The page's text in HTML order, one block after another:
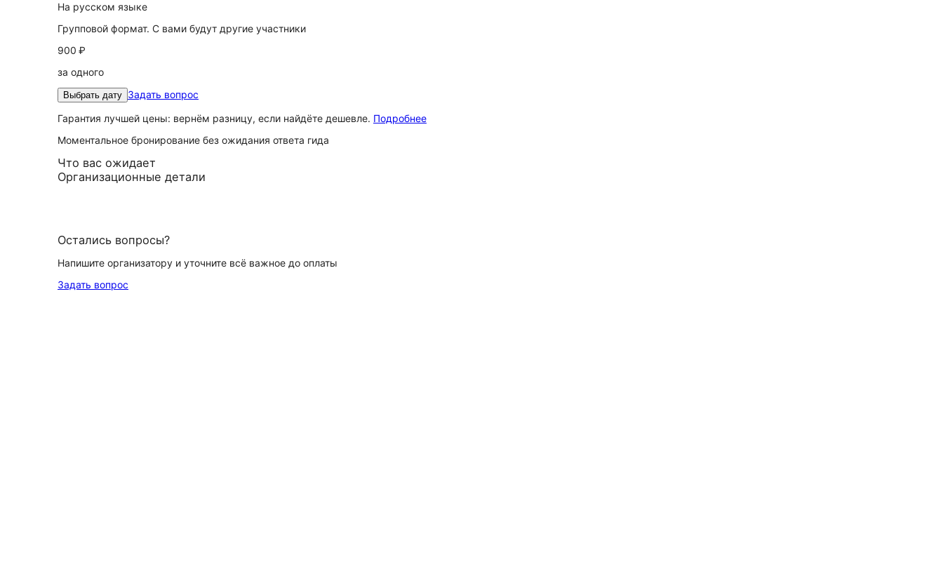
На русском языке
Групповой формат. С вами будут другие участники
900 ₽
за одного
Выбрать дату Задать вопрос
Гарантия лучшей цены: вернём разницу, если найдёте дешевле. Подробнее
Моментальное бронирование без ожидания ответа гида
Что вас ожидает
Организационные детали
Остались вопросы?
Напишите организатору и уточните всё важное до оплаты
Задать вопрос